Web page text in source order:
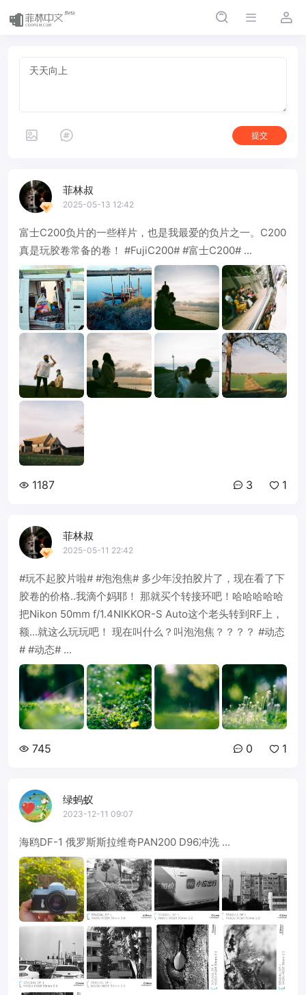
提交
菲林叔
2025-05-13 12:42
富士C200负片的一些样片，也是我最爱的负片之一。C200
真是玩胶卷常备的卷！ #FujiC200# #富士C200# ...
1187 3 1
菲林叔
2025-05-11 22:42
#玩不起胶片啦# #泡泡焦# 多少年没拍胶片了，现在看了下
胶卷的价格..我滴个妈耶！ 那就买个转接环吧！哈哈哈哈哈
把Nikon 50mm f/1.4NIKKOR-S Auto这个老头转到RF上，
额...就这么玩玩吧！ 现在叫什么？叫泡泡焦？？？？ #动态
# #动态# ...
745 0 1
绿蚂蚁
2023-12-11 09:07
海鸥DF-1 俄罗斯斯拉维奇PAN200 D96冲洗 ...